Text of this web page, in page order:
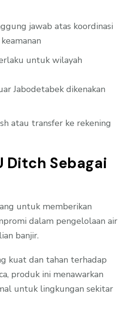
jawab atas koordinasi
untuk wilayah
Jabodetabek dikenakan
atau transfer ke rekening
Ditch Sebagai
untuk memberikan
dalam pengelolaan air
banjir.
kuat dan tahan terhadap
produk ini menawarkan
untuk lingkungan sekitar